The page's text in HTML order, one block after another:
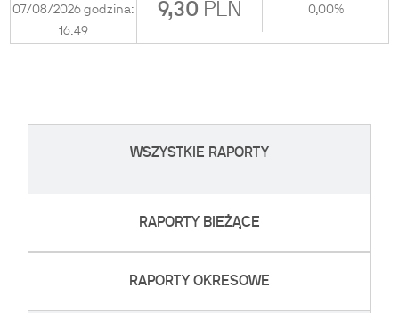
07/08/2026 godzina:
16:49
9,30 PLN 0,00%
WSZYSTKIE RAPORTY
RAPORTY BIEŻĄCE
RAPORTY OKRESOWE